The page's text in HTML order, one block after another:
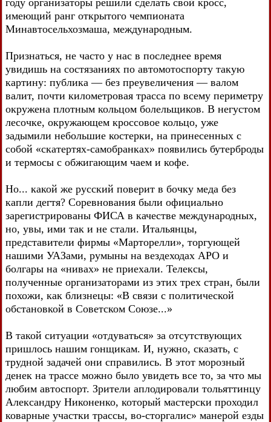
году организаторы решили сделать свой кросс,
имеющий ранг открытого чемпионата
Минавтосельхозмаша, международным.
Признаться, не часто у нас в последнее время
увидишь на состязаниях по автомотоспорту такую
картину: публика — без преувеличения — валом
валит, почти километровая трасса по всему периметру
окружена плотным кольцом болельщиков. В негустом
лесочке, окружающем кроссовое кольцо, уже
задымили небольшие костерки, на принесенных с
собой «скатертях-самобранках» появились бутерброды
и термосы с обжигающим чаем и кофе.
Но... какой же русский поверит в бочку меда без
капли дегтя? Соревнования были официально
зарегистрированы ФИСА в качестве международных,
но, увы, ими так и не стали. Итальянцы,
представители фирмы «Марторелли», торгующей
нашими УАЗами, румыны на вездеходах АРО и
болгары на «нивах» не приехали. Телексы,
полученные организаторами из этих трех стран, были
похожи, как близнецы: «В связи с политической
обстановкой в Советском Союзе...»
В такой ситуации «отдуваться» за отсутствующих
пришлось нашим гонщикам. И, нужно, сказать, с
трудной задачей они справились. В этот морозный
денек на трассе можно было увидеть все то, за что мы
любим автоспорт. Зрители аплодировали тольяттинцу
Александру Никоненко, который мастерски проходил
коварные участки трассы, во-сторгалис» манерой езды